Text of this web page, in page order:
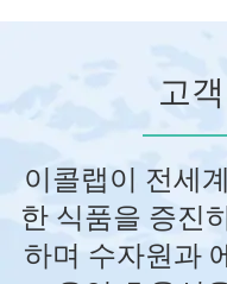
고
이콜랩이 전세
한 식품을 증진
하며 수자원과